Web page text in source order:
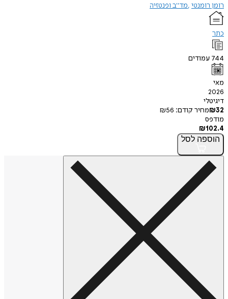
רומן רומנטי מד"ב ופנטזיה
כתר
744 עמודים
מאי
2026
דיגיטלי
₪32 מחיר קודם: ₪56
מודפס
₪102.4
הוספה לסל